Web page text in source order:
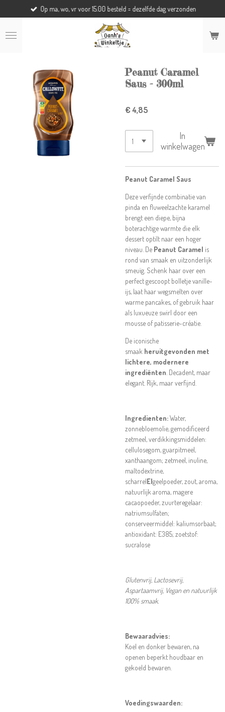
direct
naar
de
Op ma, wo, vr voor 15.00 besteld = dezelfde dag verzonden
Peanut Caramel
Saus - 300ml
€ 4,85
In
winkelwagen
Peanut Caramel Saus
Deze verfijnde combinatie van
pinda en fluweelzachte karamel
brengt een diepe, bijna
boterachtige warmte die elk
dessert optilt naar een hoger
niveau. De Peanut Caramel is
rond van smaak en uitzonderlijk
smeuïg. Schenk haar over een
perfect gescoopt bolletje vanille-
ijs, laat haar wegsmelten over
warme pancakes, of gebruik haar
als luxueuze swirl door een
mousse of patisserie-créatie.
De iconische
smaak heruitgevonden met
lichtere, modernere
ingrediënten . Decadent, maar
elegant. Rijk, maar verfijnd.
Ingredienten:Water,
zonnebloemolie, gemodificeerd
zetmeel, verdikkingsmiddelen:
cellulosegom, guarpitmeel,
xanthaangom; zetmeel, inuline,
maltodextrine,
scharrelEIgeelpoeder, zout, aroma,
natuurlijk aroma, magere
cacaopoeder, zuurteregelaar:
natriumsulfaten;
conserveermiddel: kaliumsorbaat;
antioxidant: E385; zoetstof:
sucralose
Glutenvrij, Lactosevrij,
Aspartaamvrij, Vegan en natuurlijk
100% smaak.
Bewaaradvies:
Koel en donker bewaren, na
openen beperkt houdbaar en
gekoeld bewaren.
Voedingswaarden: